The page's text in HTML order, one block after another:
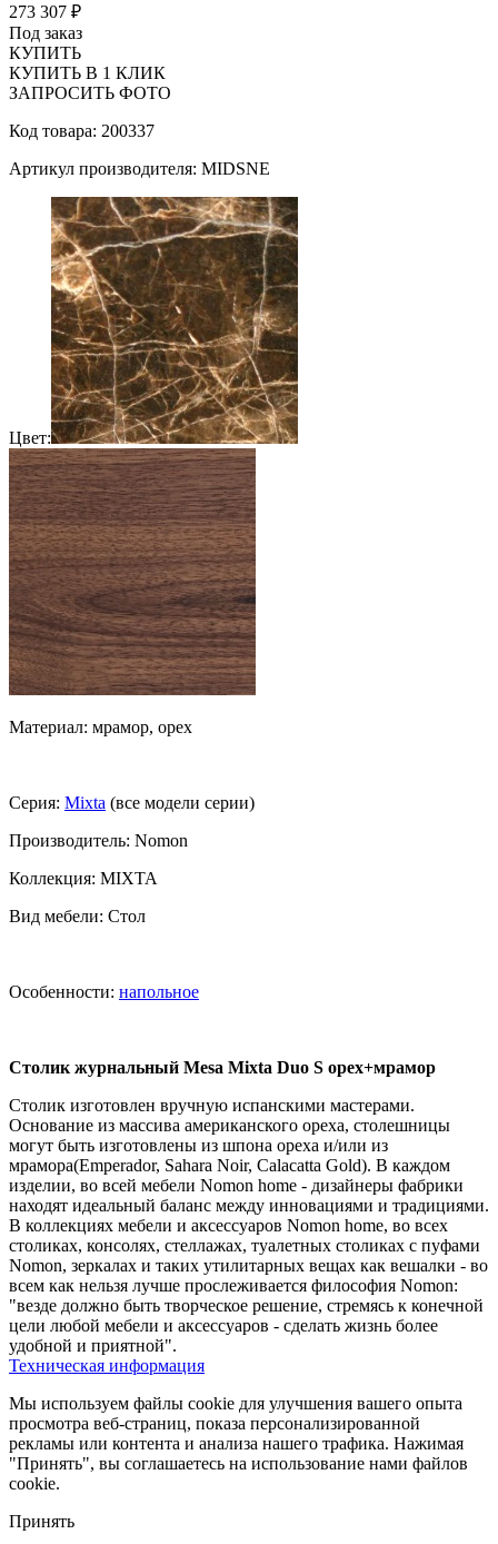
273 307 ₽
Под заказ
КУПИТЬ
КУПИТЬ В 1 КЛИК
ЗАПРОСИТЬ ФОТО
Код товара: 200337
Артикул производителя: MIDSNE
Цвет:
Материал: мрамор, орех
Серия: Mixta (все модели серии)
Производитель: Nomon
Коллекция: MIXTA
Вид мебели: Стол
Особенности: напольное
Cтолик журнальный Mesa Mixta Duo S орех+мрамор
Cтолик изготовлен вручную испанскими мастерами.
Основание из массива американского ореха, столешницы
могут быть изготовлены из шпона ореха и/или из
мрамора(Emperador, Sahara Noir, Calacatta Gold). В каждом
изделии, во всей мебели Nomon home - дизайнеры фабрики
находят идеальный баланс между инновациями и традициями.
В коллекциях мебели и аксессуаров Nomon home, во всех
столиках, консолях, стеллажах, туалетных столиках с пуфами
Nomon, зеркалах и таких утилитарных вещах как вешалки - во
всем как нельзя лучше прослеживается философия Nomon:
"везде должно быть творческое решение, стремясь к конечной
цели любой мебели и аксессуаров - сделать жизнь более
удобной и приятной".
Техническая информация
Мы используем файлы cookie для улучшения вашего опыта
просмотра веб-страниц, показа персонализированной
рекламы или контента и анализа нашего трафика. Нажимая
"Принять", вы соглашаетесь на использование нами файлов
cookie.
Принять